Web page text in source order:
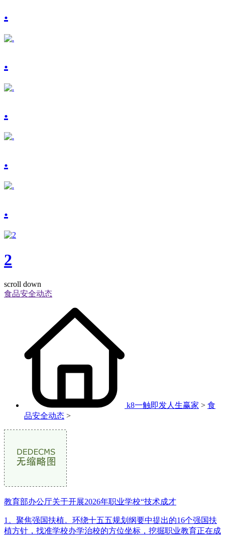
.
.
.
.
.
2
scroll down
食品安全动态
k8一触即发人生赢家 > 食
品安全动态 >
教育部办公厅关于开展2026年职业学校“技术成才
1。聚焦强国扶植。环绕十五五规划纲要中提出的16个强国扶
植方针，找准学校办学治校的方位坐标，挖掘职业教育正在成